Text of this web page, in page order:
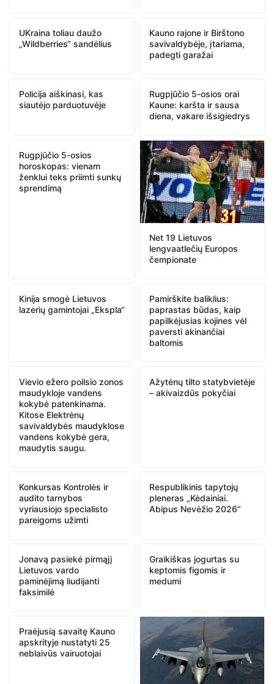
UKraina toliau daužo
„Wildberries“ sandėlius
Kauno rajone ir Birštono
savivaldybėje, įtariama,
padegti garažai
Policija aiškinasi, kas
siautėjo parduotuvėje
Rugpjūčio 5-osios orai
Kaune: karšta ir sausa
diena, vakare išsigiedrys
Rugpjūčio 5-osios
horoskopas: vienam
ženklui teks priimti sunkų
sprendimą
Net 19 Lietuvos
lengvaatlečių Europos
čempionate
Kinija smogė Lietuvos
lazerių gamintojai „Ekspla“
Pamirškite baliklius:
paprastas būdas, kaip
papilkėjusias kojines vėl
paversti akinančiai
baltomis
Vievio ežero poilsio zonos
maudykloje vandens
kokybė patenkinama.
Kitose Elektrėnų
savivaldybės maudyklose
vandens kokybė gera,
maudytis saugu.
Ažytėnų tilto statybvietėje
– akivaizdūs pokyčiai
Konkursas Kontrolės ir
audito tarnybos
vyriausiojo specialisto
pareigoms užimti
Respublikinis tapytojų
pleneras „Kėdainiai.
Abipus Nevėžio 2026“
Jonavą pasiekė pirmąjį
Lietuvos vardo
paminėjimą liudijanti
faksimilė
Graikiškas jogurtas su
keptomis figomis ir
medumi
Praėjusią savaitę Kauno
apskrityje nustatyti 25
neblaivūs vairuotojai